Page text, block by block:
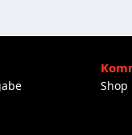
Shop